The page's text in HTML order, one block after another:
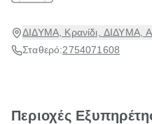
ΔΙΔΥΜΑ, Κρανίδι, ΔΙΔΥΜΑ,
Σταθερό:2754071608
Περιοχές